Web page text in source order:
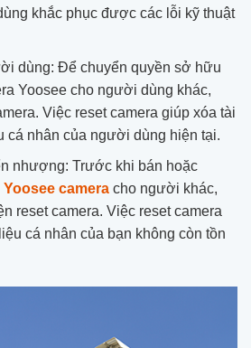
khắc phục được các lỗi kỹ thuật
dùng: Để chuyển quyền sở hữu
Yoosee cho người dùng khác,
Việc reset camera giúp xóa tài
cá nhân của người dùng hiện tại.
nhượng: Trước khi bán hoặc
Yoosee cameracho người khác,
reset camera. Việc reset camera
cá nhân của bạn không còn tồn